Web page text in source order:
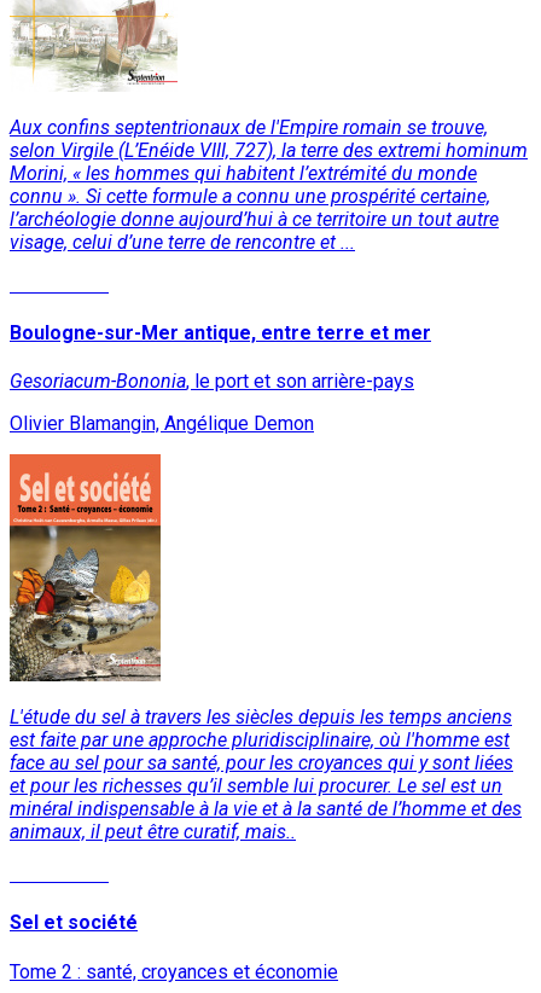
Aux confins septentrionaux de l'Empire romain se trouve,
selon Virgile (L’Enéide VIII, 727), la terre des extremi hominum
Morini, « les hommes qui habitent l’extrémité du monde
connu ». Si cette formule a connu une prospérité certaine,
l’archéologie donne aujourd’hui à ce territoire un tout autre
visage, celui d’une terre de rencontre et ...
Boulogne-sur-Mer antique, entre terre et mer
Gesoriacum-Bononia, le port et son arrière-pays
Olivier Blamangin, Angélique Demon
L'étude du sel à travers les siècles depuis les temps anciens
est faite par une approche pluridisciplinaire, où l'homme est
face au sel pour sa santé, pour les croyances qui y sont liées
et pour les richesses qu’il semble lui procurer. Le sel est un
minéral indispensable à la vie et à la santé de l’homme et des
animaux, il peut être curatif, mais..
Sel et société
Tome 2 : santé, croyances et économie